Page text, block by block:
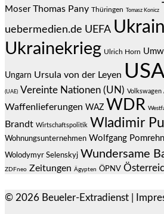
Moser Thomas Pany Thüringen Tomasz Konicz
uebermedien.de UEFA
Ukrainekrieg Ulrich Horn
Ungarn Ursula von der Leyen
(UAE) Vereinte Nationen (UN) Volkswagen
Waffenlieferungen WAZ WDR
Brandt Wirtschaftspolitik Wladimir
Wohnungsunternehmen Wolfgang Pomrehn
Wolodymyr Selenskyj Wundersame
ZDFneo Zeitungen Ägypten ÖPNV
© 2026 Beueler-Extradienst